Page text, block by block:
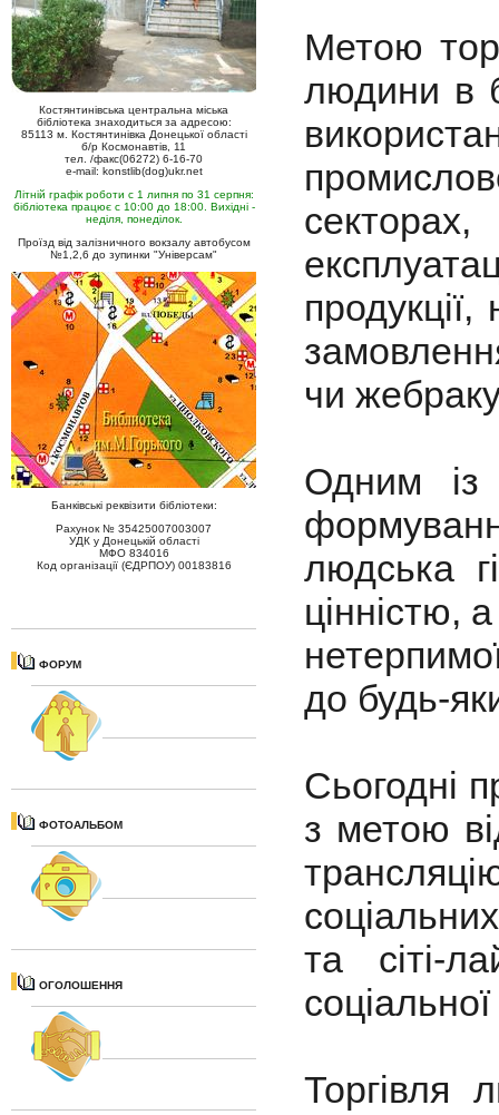
Костянтинівська центральна міська
бібліотека знаходиться за адресою:
85113 м. Костянтинівка Донецької області
б/р Космонавтів, 11
тел. /факс(06272) 6-16-70
e-mail: konstlib(dog)ukr.net
Літній графік роботи с 1 липня по 31 серпня:
бібліотека працює с 10:00 до 18:00. Вихідні -
неділя, понеділок.
Проїзд від залізничного вокзалу автобусом
№1,2,6 до зупинки "Універсам"
Банківські реквізити бібліотеки:
Рахунок № 35425007003007
УДК у Донецькій області
МФО 834016
Код організації (ЄДРПОУ) 00183816
ФОРУМ
ФОТОАЛЬБОМ
ОГОЛОШЕННЯ
Метою
людини в
чи
Одним із
людська
цінністю,
до будь-
Сьогодні
з метою
та сіті-
Торгівля